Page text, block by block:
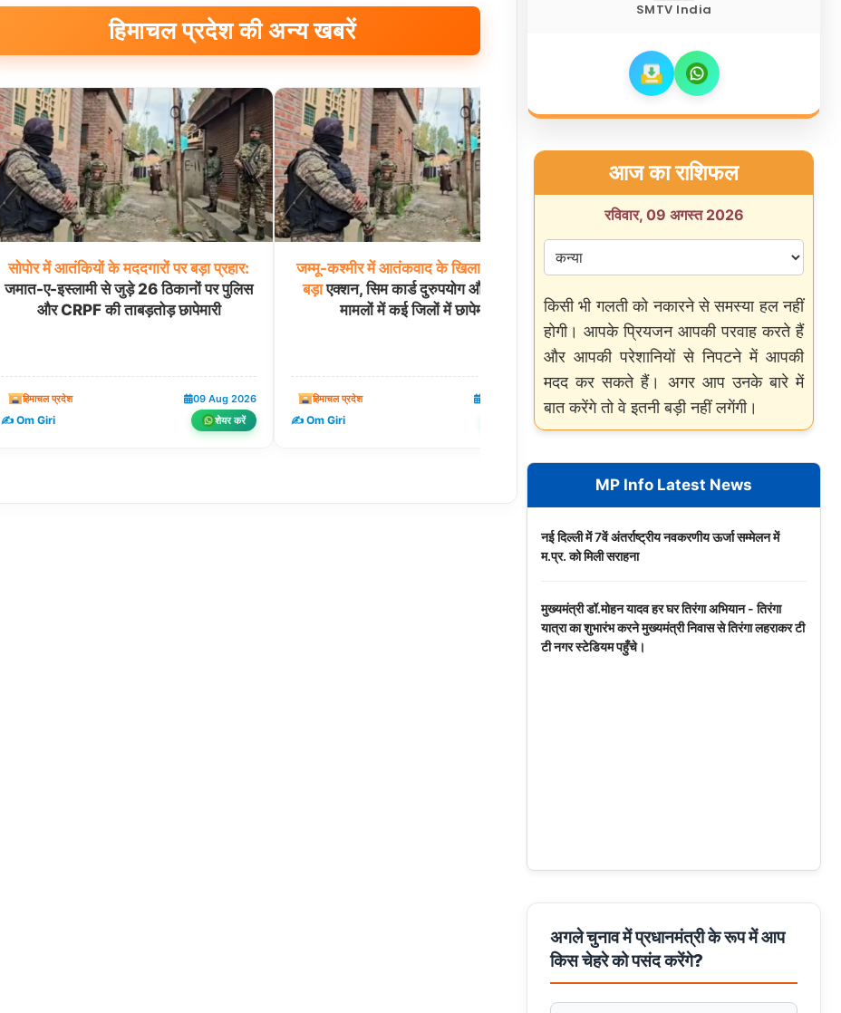
हिमाचल प्रदेश की अन्य खबरें
सोपोर में आतंकियों के मददगारों पर बड़ा प्रहार:
जमात-ए-इस्लामी से जुड़े 26 ठिकानों पर पुलिस
और CRPF की ताबड़तोड़ छापेमारी
हिमाचल प्रदेश 09 Aug 2026
✍️ Om Giri शेयर करें
जम्मू-कश्मीर में आतंकवाद के खिलाफ
बड़ाएक्शन, सिम कार्ड दुरुपयोग और UAPA
मामलों में कई जिलों में छापेमारी
हिमाचल प्रदेश
✍️ Om Giri शेयर करें
निर्देश, मिलेगा ₹10 लाख का पैकेज
हिमाचल प्रदेश
शेयर करें
SMTV India
आज का राशिफल
रविवार, 09 अगस्त 2026
किसी भी गलती को नकारने से समस्या हल नहीं
होगी। आपके प्रियजन आपकी परवाह करते हैं
और आपकी परेशानियों से निपटने में आपकी
मदद कर सकते हैं। अगर आप उनके बारे में
बात करेंगे तो वे इतनी बड़ी नहीं लगेंगी।
MP Info Latest News
नई दिल्ली में 7वें अंतर्राष्ट्रीय नवकरणीय ऊर्जा सम्मेलन में
म.प्र. को मिली सराहना
मुख्यमंत्री डॉ.मोहन यादव हर घर तिरंगा अभियान - तिरंगा
यात्रा का शुभारंभ करने मुख्यमंत्री निवास से तिरंगा लहराकर टी
टी नगर स्टेडियम पहुँचे।
अगले चुनाव में प्रधानमंत्री के रूप में आप
किस चेहरे को पसंद करेंगे?